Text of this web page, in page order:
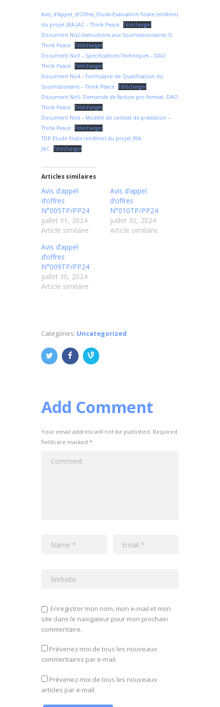
Avis_d’Appel_d’Offres_Etude-Evaluation finale (endline)
du projet JRA-JAC – Think Peace Télécharger
Document No2-Instructions aux Soumissionnaires IS
Think Peace Télécharger
Document No3 – Specifications Techniques – DAO
Think Peace Télécharger
Document No4 – Formulaire de Qualification du
Soumissionaire – Think Peace Télécharger
Document No5- Demande de facture pro format- DAO
Think Peace Télécharger
Document No6 – Modèle de contrat de prestation –
Think Peace Télécharger
TDR Etude finale (endline) du projet JRA-
JAC Télécharger
Articles similaires
Avis d’appel
d’offres
N°005TP/PP24
juillet 31, 2024
Article similaire
Avis d’appel
d’offres
N°010TP/PP24
juillet 30, 2024
Article similaire
Avis d’appel
d’offres
N°009TP/PP24
juillet 30, 2024
Article similaire
Categories: Uncategorized
Add Comment
Your email address will not be published. Required
fields are marked *
Enregistrer mon nom, mon e-mail et mon
site dans le navigateur pour mon prochain
commentaire.
Prévenez-moi de tous les nouveaux
commentaires par e-mail.
Prévenez-moi de tous les nouveaux
articles par e-mail.